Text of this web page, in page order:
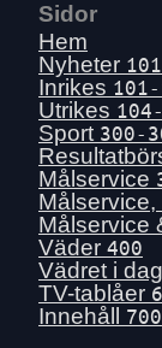
Sön 5 juli
Lör 4 juli
Fre 3 juli
Tors 2 juli
Ons 1 juli
Tis 30 juni
Mån 29
Sön 28
Lör 27
Fre 26 juni
Sidor
Hem
Nyheter
Inrikes
Utrikes
Sport 300-
Målservice
Målservice,
Målservice
Väder 400
Vädret i
TV-tablåer
Innehåll 700